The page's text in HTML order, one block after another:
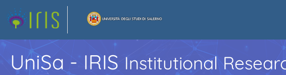
UniSa - IRIS Institutional